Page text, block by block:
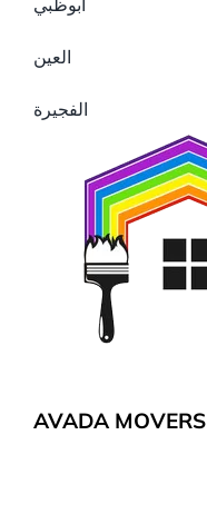
العين
الفجيرة
AVADA MOVERS